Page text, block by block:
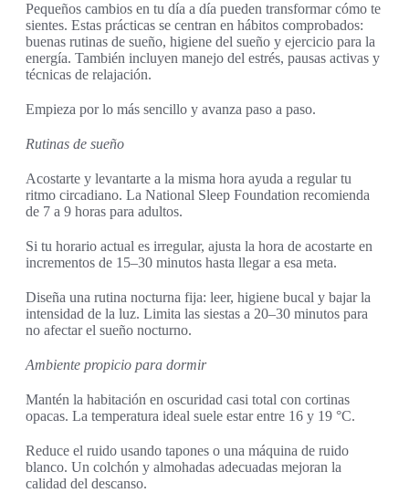
Pequeños cambios en tu día a día pueden transformar cómo te
sientes. Estas prácticas se centran en hábitos comprobados:
buenas rutinas de sueño, higiene del sueño y ejercicio para la
energía. También incluyen manejo del estrés, pausas activas y
técnicas de relajación.
Empieza por lo más sencillo y avanza paso a paso.
Rutinas de sueño
Acostarte y levantarte a la misma hora ayuda a regular tu
ritmo circadiano. La National Sleep Foundation recomienda
de 7 a 9 horas para adultos.
Si tu horario actual es irregular, ajusta la hora de acostarte en
incrementos de 15–30 minutos hasta llegar a esa meta.
Diseña una rutina nocturna fija: leer, higiene bucal y bajar la
intensidad de la luz. Limita las siestas a 20–30 minutos para
no afectar el sueño nocturno.
Ambiente propicio para dormir
Mantén la habitación en oscuridad casi total con cortinas
opacas. La temperatura ideal suele estar entre 16 y 19 °C.
Reduce el ruido usando tapones o una máquina de ruido
blanco. Un colchón y almohadas adecuadas mejoran la
calidad del descanso.